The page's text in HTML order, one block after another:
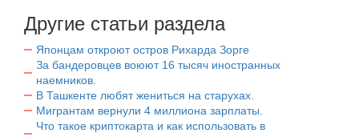
Другие статьи раздела
Японцам откроют остров Рихарда Зорге
За бандеровцев воюют 16 тысяч иностранных
наемников.
В Ташкенте любят жениться на старухах.
Мигрантам вернули 4 миллиона зарплаты.
Что такое криптокарта и как использовать в